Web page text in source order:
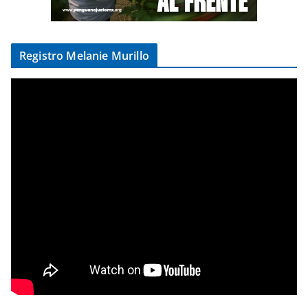
Registro Melanie Murillo